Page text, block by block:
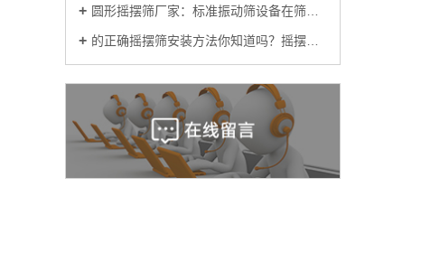
圆形摇摆筛厂家：标准振动筛设备在筛分过程中出现混料的原因？
的正确摇摆筛安装方法你知道吗？摇摆筛分机厂家教教你